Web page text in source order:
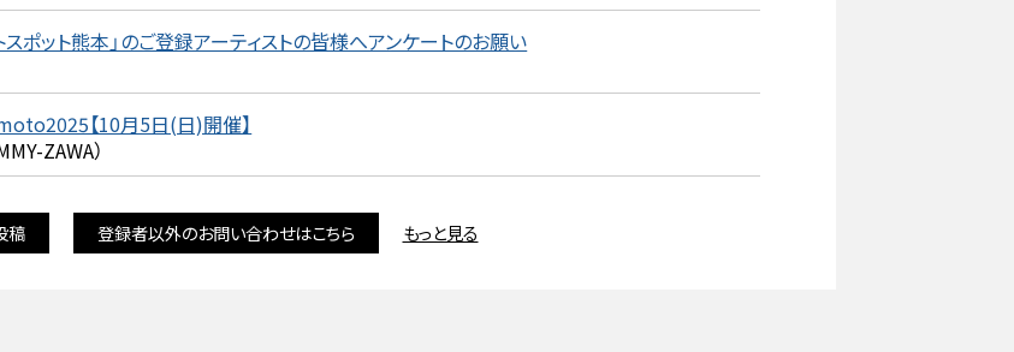
スポット熊本」のご登録アーティストの皆様へアンケートのお願い
【10月5日(日)開催】
ZAWA）
稿 登録者以外のお問い合わせはこちら もっと見る